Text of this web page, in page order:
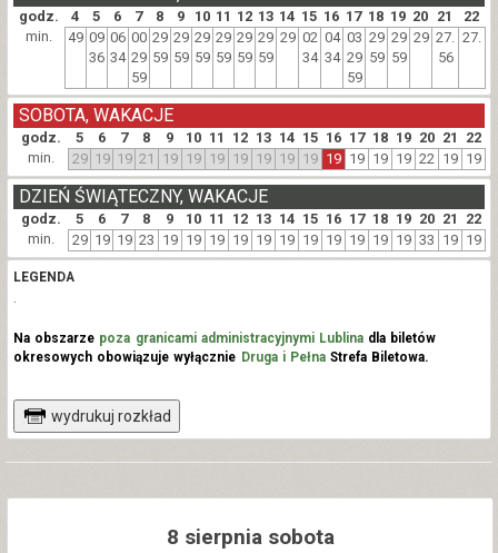
godz. 4 5 6 7 8 9 10 11 12 13 14 15 16 17 18 19 20 21 22
min. 49 09
36
06
34
00
29
59
29
59
29
59
29
59
29
59
29
59
29
59
29 02
34
04
34
03
29
59
29
59
29
59
29 27.
56
27.
godz. 5 6 7 8 9 10 11 12 13 14 15 16 17 18 19 20 21 22
SOBOTA, WAKACJE
min. 29 19 19 21 19 19 19 19 19 19 19 19 19 19 19 22 19 19
godz. 5 6 7 8 9 10 11 12 13 14 15 16 17 18 19 20 21 22
DZIEŃ ŚWIĄTECZNY, WAKACJE
min. 29 19 19 23 19 19 19 19 19 19 19 19 19 19 19 33 19 19
LEGENDA
.
Na obszarze poza granicami administracyjnymi Lublinadla biletów
okresowych obowiązuje wyłącznie Druga i PełnaStrefa Biletowa.
wydrukuj rozkład
8 sierpnia sobota